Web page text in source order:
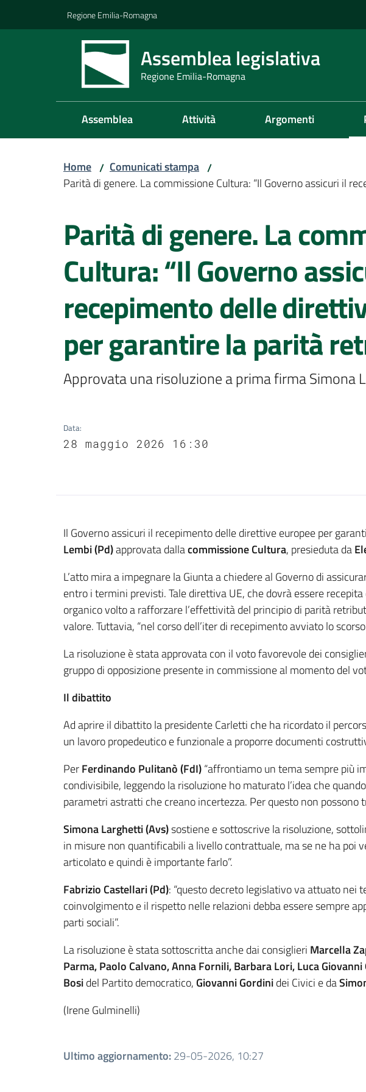
Regione Emilia-Romagna
Assemblea legislativa
Regione Emilia-Romagna
Assemblea Attività Argomenti
Home / Comunicati stampa /
Parità di genere. La commissione Cultura: “Il Governo assicuri il
Salta al contenuto
Parità di genere. La
Cultura: “Il Governo
recepimento delle
per garantire la parità
Approvata una risoluzione a prima firma Simona
Data:
28 maggio 2026 16:30
Contenuto
Il Governo assicuri il recepimento delle direttive europee per
Lembi(Pd)approvata dallacommissione Cultura, presieduta da
L’atto mira a impegnare la Giunta a chiedere al Governo di
entro i termini previsti. Tale direttiva UE, che dovrà essere
organico volto a rafforzare l’effettività del principio di parità
valore. Tuttavia, “nel corso dell’iter di recepimento avviato lo
La risoluzione è stata approvata con il voto favorevole dei
gruppo di opposizione presente in commissione al momento del
Il dibattito
Ad aprire il dibattito la presidente Carletti che ha ricordato il
un lavoro propedeutico e funzionale a proporre documenti
PerFerdinando Pulitanò (FdI)“affrontiamo un tema sempre più
condivisibile, leggendo la risoluzione ho maturato l’idea che
parametri astratti che creano incertezza. Per questo non possono
Simona Larghetti (Avs)sostiene e sottoscrive la risoluzione,
in misure non quantificabili a livello contrattuale, ma se ne ha poi
articolato e quindi è importante farlo”.
Fabrizio Castellari (Pd): “questo decreto legislativo va attuato nei
coinvolgimento e il rispetto nelle relazioni debba essere sempre
parti sociali”.
La risoluzione è stata sottoscritta anche dai consiglieri Marcella
Parma, Paolo Calvano, Anna Fornili, Barbara Lori, Luca
Bosidel Partito democratico, Giovanni Gordinidei Civici e da
(Irene Gulminelli)
Ultimo aggiornamento:29-05-2026, 10:27